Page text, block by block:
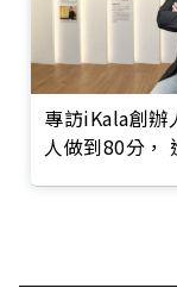
專訪iKala創辦
人做到80分，